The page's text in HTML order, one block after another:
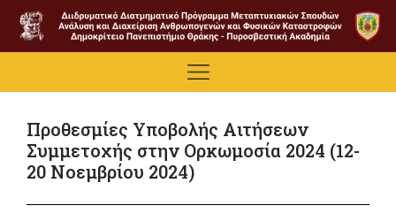
Προθεσμίες Υποβολής Αιτήσεων
Συμμετοχής στην Ορκωμοσία 2024 (12-
20 Νοεμβρίου 2024)